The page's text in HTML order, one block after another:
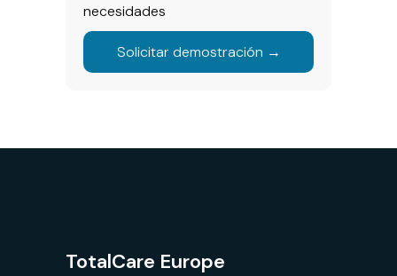
necesidades
Solicitar demostración →
TotalCare Europe